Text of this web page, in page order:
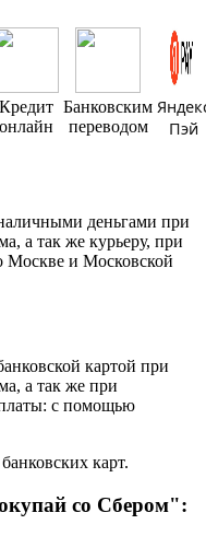
Кредит
онлайн
Банковским
переводом
Пэй
деньгами при
а так же курьеру, при
Москве и Московской
картой при
а так же при
с помощью
карт.
со Сбером":